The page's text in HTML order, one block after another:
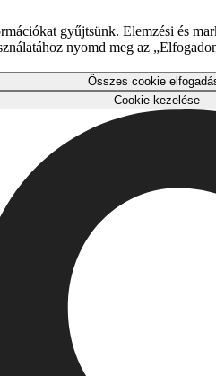
gyűjtsünk. Elemzési és
nyomd meg az
Összes cookie
Cookie kezelése